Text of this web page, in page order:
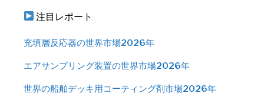
注目レポート
充填層反応器の世界市場2026年
エアサンプリング装置の世界市場2026年
世界の船舶デッキ用コーティング剤市場2026年